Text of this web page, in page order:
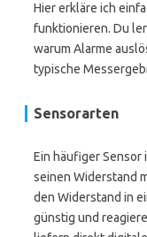
Hier erkläre ich
funktionieren. Du
warum Alarme
typische
Sensorarten
Ein häufiger Sensor
seinen Widerstand
den Widerstand in
günstig und